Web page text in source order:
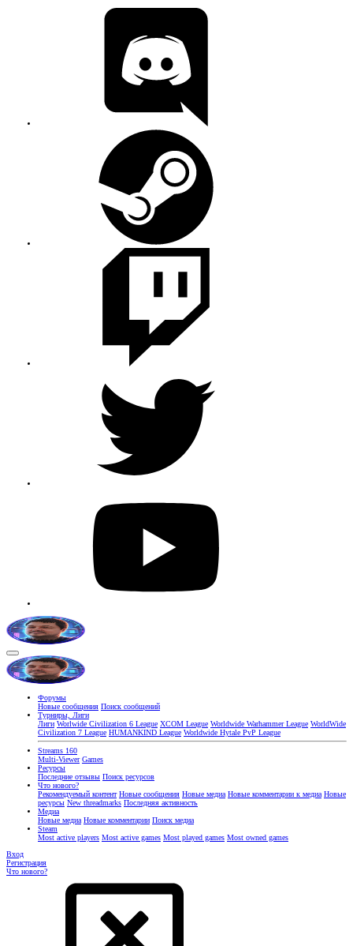
Форумы
Новые сообщения Поиск сообщений
Турниры, Лиги
Лиги Worlwide Civilization 6 League XCOM League Worldwide Warhammer League WorldWide
Civilization 7 League HUMANKIND League Worldwide Hytale PvP League
Streams 160
Multi-Viewer Games
Ресурсы
Последние отзывы Поиск ресурсов
Что нового?
Рекомендуемый контент Новые сообщения Новые медиа Новые комментарии к медиа Новые
ресурсы New threadmarks Последняя активность
Медиа
Новые медиа Новые комментарии Поиск медиа
Steam
Most active players Most active games Most played games Most owned games
Вход
Регистрация
Что нового?